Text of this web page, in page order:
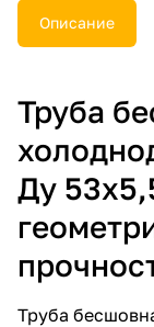
Описание
Труба
Ду
Труба